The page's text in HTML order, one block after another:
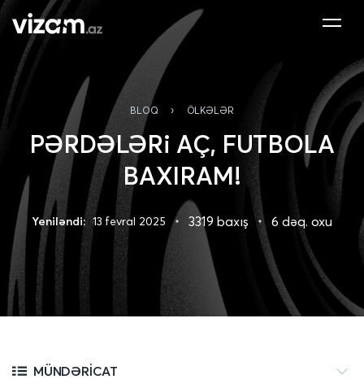
BLOQ › ÖLKƏLƏR
PƏRDƏLƏRi AÇ, FUTBOLA
BAXIRAM!
Yeniləndi: 13 fevral 2025 3319 baxış 6 dəq. oxu
MÜNDƏRICAT